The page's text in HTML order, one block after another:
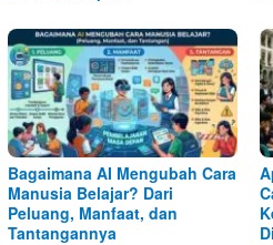
Bagaimana AI Mengubah Cara
Manusia Belajar? Dari
Peluang, Manfaat, dan
Tantangannya